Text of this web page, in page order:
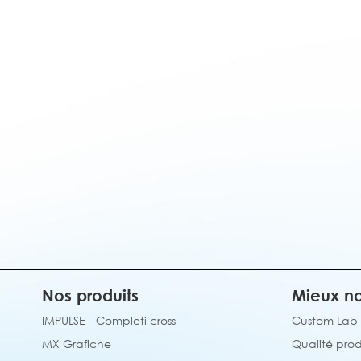
Nos produits
IMPULSE - Completi cross
MX Grafiche
Mieux
Custom Lab
Qualité